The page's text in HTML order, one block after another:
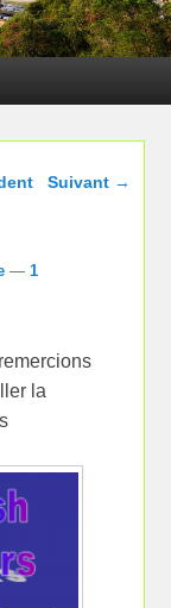
dans les
Suivant →
—1
la